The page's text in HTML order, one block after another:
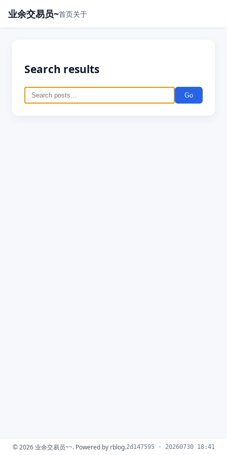
业余交易员~首页关于
Search results
Go
© 2026业余交易员~~. Powered by rblog.2d147595 · 20260730 18:41